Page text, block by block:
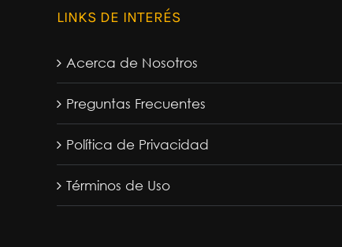
LINKS DE INTERÉS
Acerca de Nosotros
Preguntas Frecuentes
Política de Privacidad
Términos de Uso